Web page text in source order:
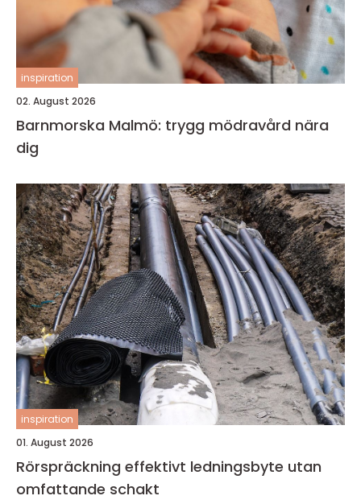
inspiration
02. August 2026
Barnmorska Malmö: trygg mödravård nära
dig
inspiration
01. August 2026
Rörspräckning effektivt ledningsbyte utan
omfattande schakt